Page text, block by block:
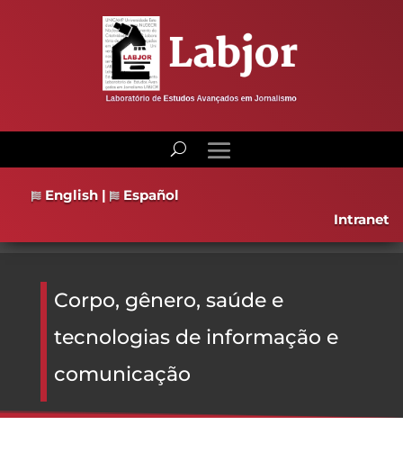
English |
Español
Intranet
Corpo, gênero, saúde e
tecnologias de informação e
comunicação